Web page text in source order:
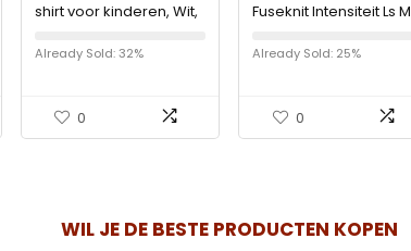
shirt voor kinderen, Wit,
Already Sold: 32%
0
Fuseknit Intensiteit Ls M
Already Sold: 25%
0
WIL JE DE BESTE PRODUCTEN KOPEN